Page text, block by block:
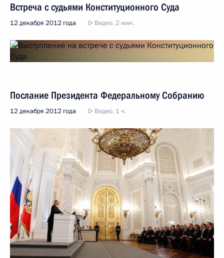
Встреча с судьями Конституционного Суда
12 декабря 2012 года Видео, 2 мин.
Послание Президента Федеральному Собранию
12 декабря 2012 года Видео, 1 ч.